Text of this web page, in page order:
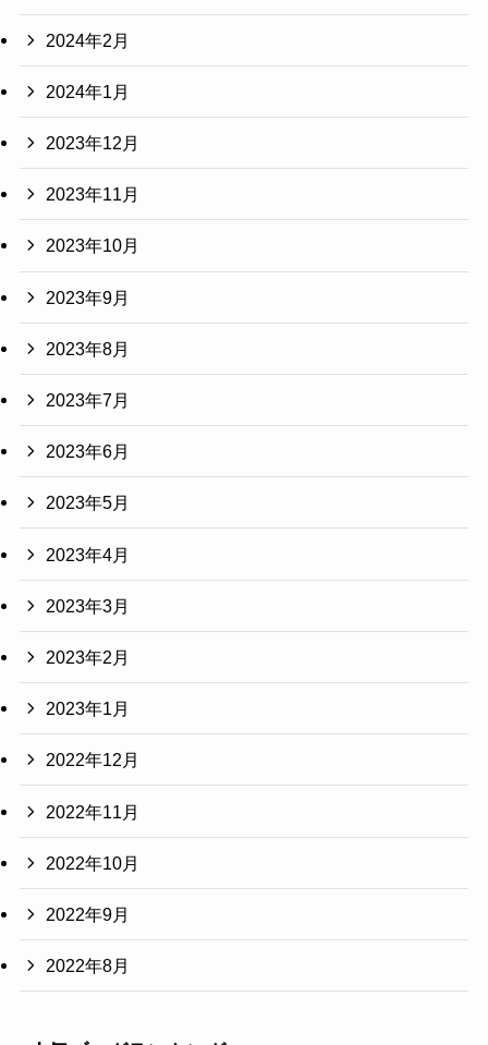
2024年2月
2024年1月
2023年12月
2023年11月
2023年10月
2023年9月
2023年8月
2023年7月
2023年6月
2023年5月
2023年4月
2023年3月
2023年2月
2023年1月
2022年12月
2022年11月
2022年10月
2022年9月
2022年8月